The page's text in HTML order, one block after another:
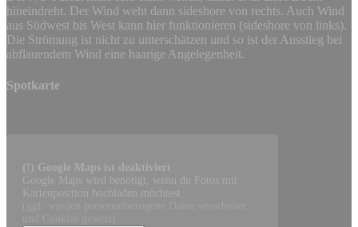
hineindreht. Der Wind weht dann sideshore von rechts. Auch Wind
aus Südwest bis West kann hier funktionieren (sideshore von links).
Die Strömung ist nicht zu unterschätzen und so ist der Ausstieg bei
abflauendem Wind eine haarige Angelegenheit.
Spotkarte
(!) Google Maps ist deaktiviert
Google Maps wird benötigt, wenn du Fotos mit
Kartenposition hochladen möchtest.